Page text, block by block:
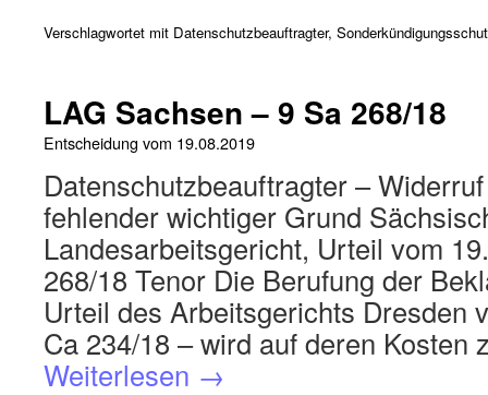
Verschlagwortet mit Datenschutzbeauftragter,
LAG Sachsen – 9 Sa 268/18
Entscheidung vom 19.08.2019
Datenschutzbeauftragter –
fehlender wichtiger Grund
Landesarbeitsgericht, Urteil vom
268/18 Tenor Die Berufung der
Urteil des Arbeitsgerichts Dresden
Ca 234/18 – wird auf deren
Weiterlesen →